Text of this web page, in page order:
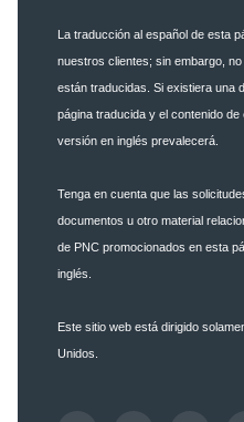
La traducción al español de esta
nuestros clientes; sin embargo,
están traducidas. Si existiera una
página traducida y el contenido
versión en inglés prevalecerá.
Tenga en cuenta que las
documentos u otro material
de PNC promocionados en esta
inglés.
Este sitio web está dirigido
Unidos.